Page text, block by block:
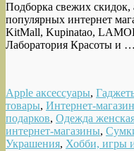
Подборка свежих
популярных интернет
KitMall, Kupinatao,
Лаборатория Красоты и …
Apple аксессуары,
товары, Интернет-
подарков, Одежда
интернет-магазины,
Украшения, Хобби, игры